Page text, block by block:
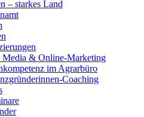
– starkes Land
Media & Online-Marketing
im Agrarbüro
Coaching